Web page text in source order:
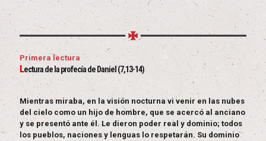
Primera lectura
Lectura de la profecía de Daniel (7,13-14)
Mientras miraba, en la visión nocturna vi venir en las nubes
del cielo como un hijo de hombre, que se acercó al anciano
y se presentó ante él. Le dieron poder real y dominio; todos
los pueblos, naciones y lenguas lo respetarán. Su dominio